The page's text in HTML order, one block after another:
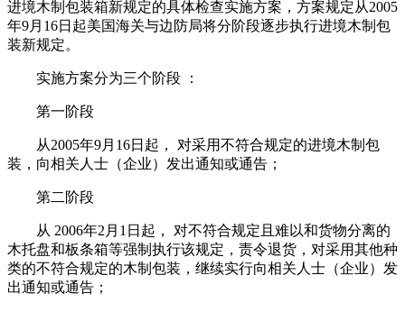
进境木制包装箱新规定的具体检查实施方案，方案规定从2005
年9月16日起美国海关与边防局将分阶段逐步执行进境木制包
装新规定。
实施方案分为三个阶段 ：
第一阶段
从2005年9月16日起， 对采用不符合规定的进境木制包
装，向相关人士（企业）发出通知或通告；
第二阶段
从 2006年2月1日起， 对不符合规定且难以和货物分离的
木托盘和板条箱等强制执行该规定，责令退货，对采用其他种
类的不符合规定的木制包装，继续实行向相关人士（企业）发
出通知或通告；